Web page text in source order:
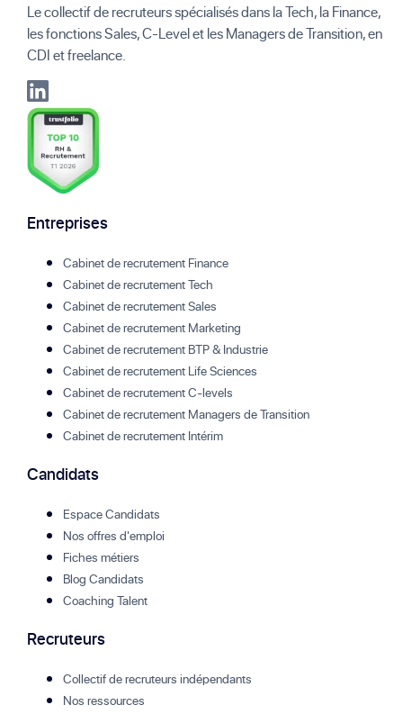
Le collectif de recruteurs spécialisés dans la Tech, la Finance,
les fonctions Sales, C-Level et les Managers de Transition, en
CDI et freelance.
Entreprises
Cabinet de recrutement Finance
Cabinet de recrutement Tech
Cabinet de recrutement Sales
Cabinet de recrutement Marketing
Cabinet de recrutement BTP & Industrie
Cabinet de recrutement Life Sciences
Cabinet de recrutement C-levels
Cabinet de recrutement Managers de Transition
Cabinet de recrutement Intérim
Candidats
Espace Candidats
Nos offres d'emploi
Fiches métiers
Blog Candidats
Coaching Talent
Recruteurs
Collectif de recruteurs indépendants
Nos ressources